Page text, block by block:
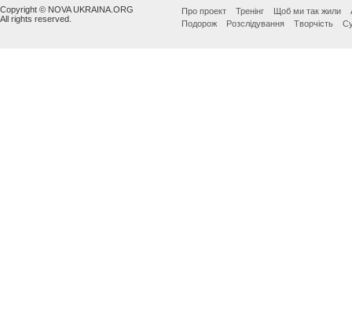
Copyright © NOVA UKRAINA.ORG
All rights reserved.
Про проект Тренінг Щоб ми так жили
Подорож
Розслідування Творчість